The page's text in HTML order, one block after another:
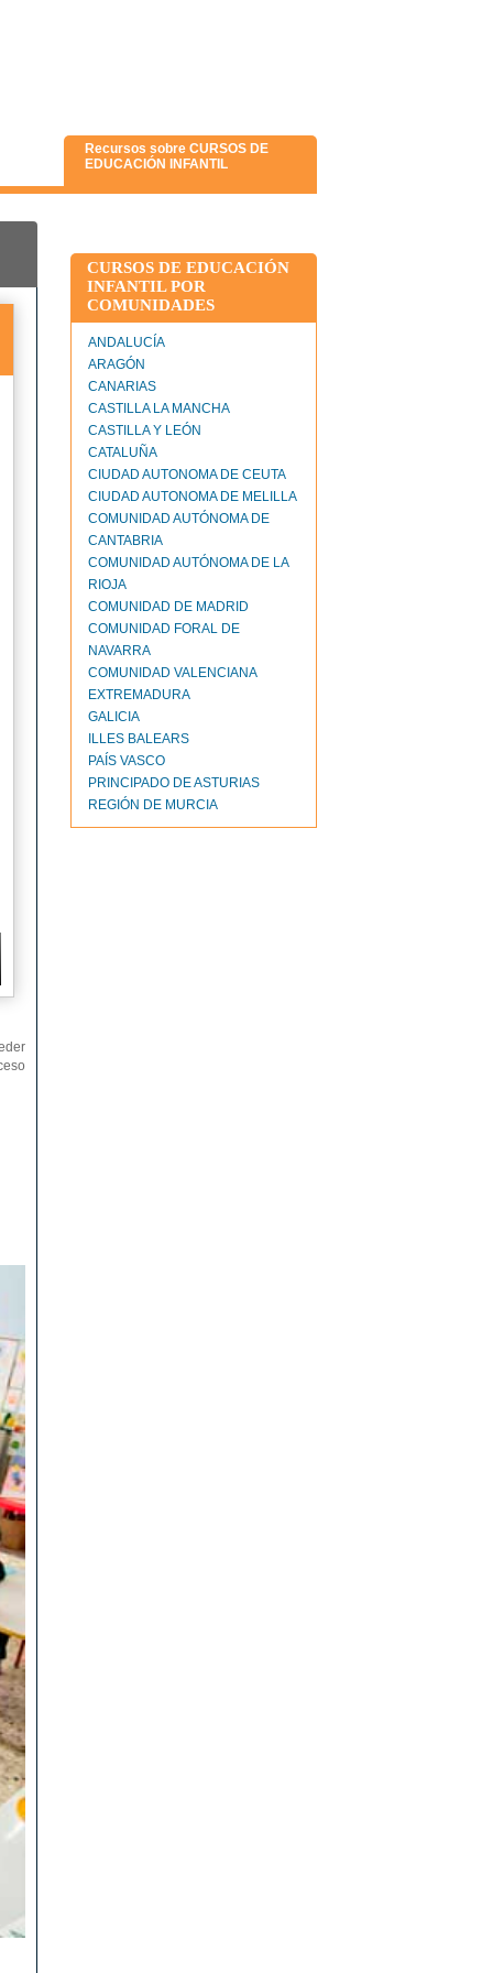
Recursos sobre CURSOS DE
EDUCACIÓN INFANTIL
CURSOS DE EDUCACIÓN
INFANTIL POR
COMUNIDADES
ANDALUCÍA
ARAGÓN
CANARIAS
CASTILLA LA MANCHA
CASTILLA Y LEÓN
CATALUÑA
CIUDAD AUTONOMA DE CEUTA
CIUDAD AUTONOMA DE MELILLA
COMUNIDAD AUTÓNOMA DE
CANTABRIA
COMUNIDAD AUTÓNOMA DE LA
RIOJA
COMUNIDAD DE MADRID
COMUNIDAD FORAL DE
NAVARRA
COMUNIDAD VALENCIANA
EXTREMADURA
GALICIA
ILLES BALEARS
PAÍS VASCO
PRINCIPADO DE ASTURIAS
REGIÓN DE MURCIA